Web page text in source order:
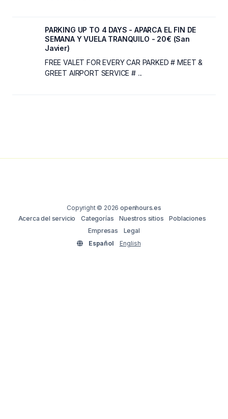
PARKING UP TO 4 DAYS - APARCA EL FIN DE
SEMANA Y VUELA TRANQUILO - 20€ (San
Javier)
FREE VALET FOR EVERY CAR PARKED # MEET &
GREET AIRPORT SERVICE # ...
Copyright © 2026openhours.es
Acerca del servicio
Categorías Nuestros sitios
Poblaciones
Empresas
Legal
Español
English